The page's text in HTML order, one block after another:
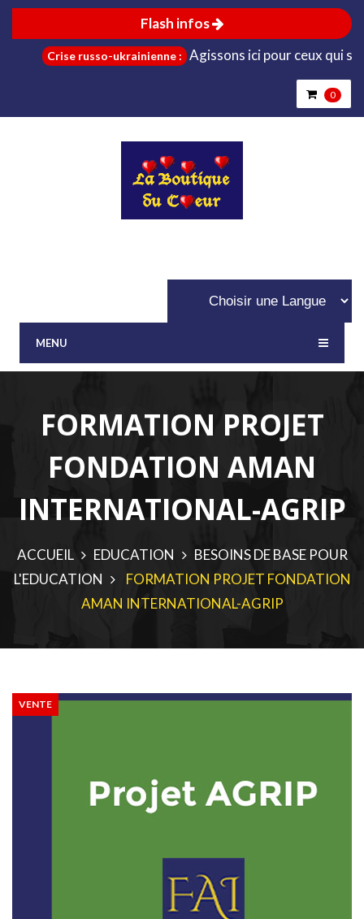
Flash infos
Crise russo-ukrainienne : Agissons ici pour ceux qui sont
0
MENU
FORMATION PROJET
FONDATION AMAN
INTERNATIONAL-AGRIP
ACCUEIL EDUCATION
BESOINS DE BASE POUR
L'EDUCATION
FORMATION PROJET FONDATION
AMAN INTERNATIONAL-AGRIP
VENTE